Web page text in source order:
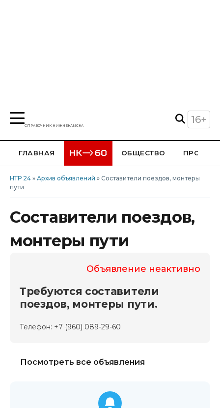
СПРАВОЧНИК НИЖНЕКАМСКА
16+
ГЛАВНАЯ ОБЩЕСТВО
НТР 24 » Архив объявлений » Составители поездов, монтеры
пути
Составители поездов,
монтеры пути
Объявление неактивно
Требуются составители
поездов, монтеры пути.
Телефон: +7 (960) 089-29-60
Посмотреть все объявления